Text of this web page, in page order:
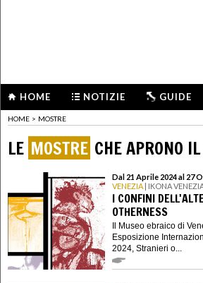
HOME NOTIZIE GUIDE
HOME > MOSTRE
LE MOSTRE CHE APRONO
Dal 21 Aprile 2024 al 27
VENEZIA | IKONA
I CONFINI
OTHERNESS
Il Museo ebraico di
Esposizione
2024, Stranieri o...